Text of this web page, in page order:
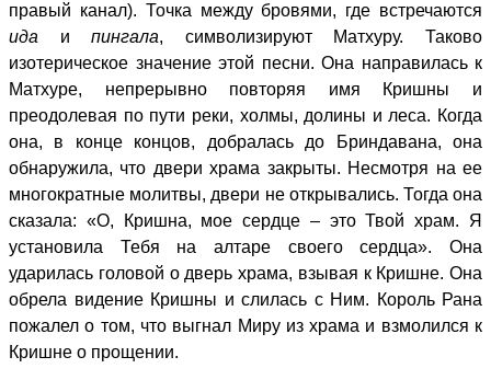
правый канал). Точка между бровями, где встречаются
ида ипингала, символизируют Матхуру. Таково
изотерическое значение этой песни. Она направилась к
Матхуре, непрерывно повторяя имя Кришны и
преодолевая по пути реки, холмы, долины и леса. Когда
она, в конце концов, добралась до Бриндавана, она
обнаружила, что двери храма закрыты. Несмотря на ее
многократные молитвы, двери не открывались. Тогда она
сказала: «О, Кришна, мое сердце – это Твой храм. Я
установила Тебя на алтаре своего сердца». Она
ударилась головой о дверь храма, взывая к Кришне. Она
обрела видение Кришны и слилась с Ним. Король Рана
пожалел о том, что выгнал Миру из храма и взмолился к
Кришне о прощении.